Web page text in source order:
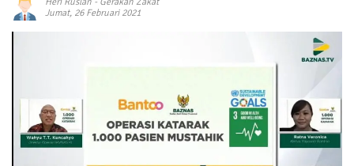
Jumat, 26 Februari 2021